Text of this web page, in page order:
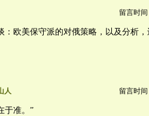
留言时间
：欧美保守派的对俄策略，以及分析
人 留言时间
于准。”